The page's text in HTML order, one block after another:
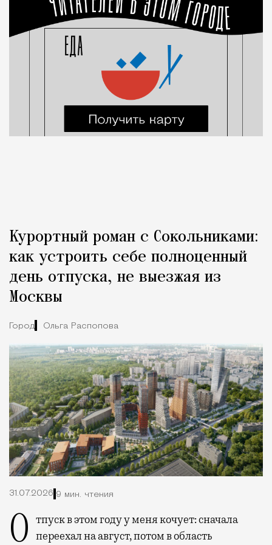
Курортный роман с Сокольниками:
как устроить себе полноценный
день отпуска, не выезжая из
Москвы
Город Ольга Распопова
31.07.2026 9 мин. чтения
Отпуск в этом году у меня кочует: сначала переехал на август, потом в область